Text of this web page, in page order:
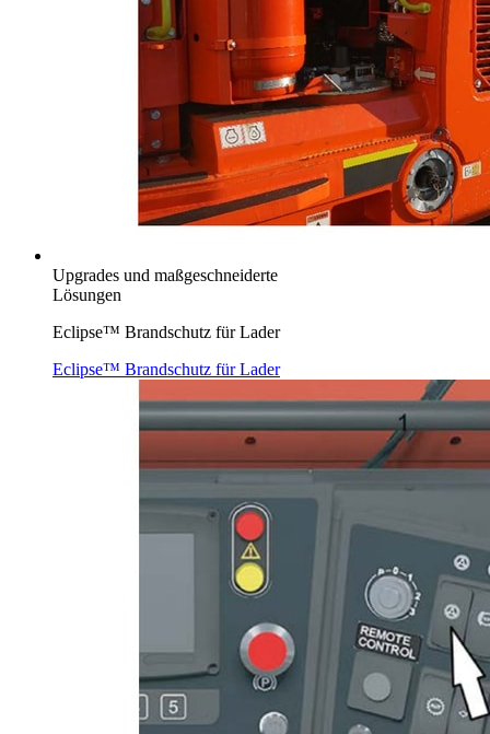
Upgrades und maßgeschneiderte
Lösungen
Eclipse™ Brandschutz für Lader
Eclipse™ Brandschutz für Lader